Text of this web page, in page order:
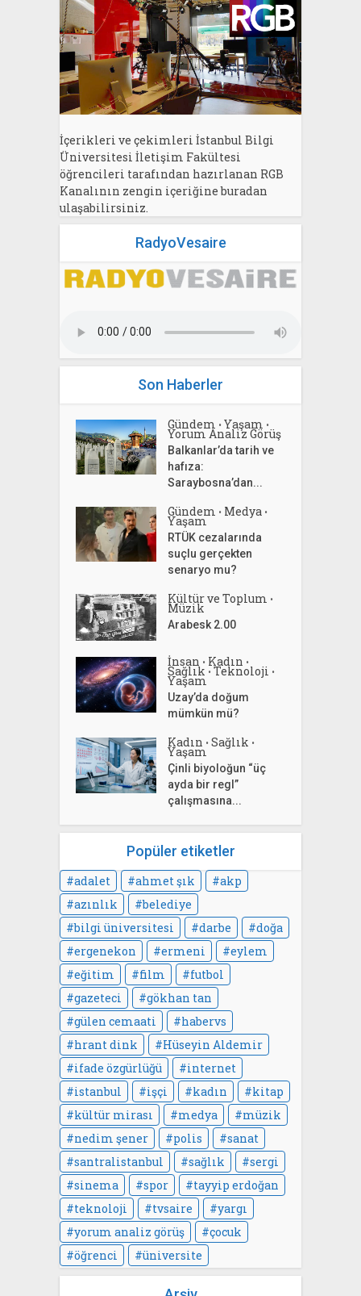
İçerikleri ve çekimleri İstanbul Bilgi
Üniversitesi İletişim Fakültesi
öğrencileri tarafından hazırlanan RGB
Kanalının zengin içeriğine buradan
ulaşabilirsiniz.
RadyoVesaire
Son Haberler
Gündem • Yaşam •
Yorum Analiz Görüş
Balkanlar’da tarih ve
hafıza:
Saraybosna’dan...
Gündem • Medya •
Yaşam
RTÜK cezalarında
suçlu gerçekten
senaryo mu?
Kültür ve Toplum •
Müzik
Arabesk 2.00
İnsan • Kadın •
Sağlık • Teknoloji •
Yaşam
Uzay’da doğum
mümkün mü?
Kadın • Sağlık •
Yaşam
Çinli biyoloğun “üç
ayda bir regl”
çalışmasına...
Popüler etiketler
adalet ahmet şık
akp
azınlık
belediye
bilgi üniversitesi
darbe
doğa
ergenekon
ermeni
eylem
eğitim
film
futbol
gazeteci
gökhan tan
gülen cemaati
habervs
hrant dink
Hüseyin Aldemir
ifade özgürlüğü
internet
istanbul
işçi kadın
kitap
kültür mirası
medya
müzik
nedim şener
polis
sanat
santralistanbul
sağlık
sergi
sinema
spor
tayyip erdoğan
teknoloji
tvsaire
yargı
yorum analiz görüş
çocuk
öğrenci
üniversite